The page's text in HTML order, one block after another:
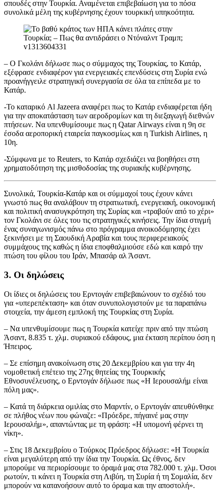
σπουδές στην Τουρκία. Αναμένεται επιβεβαίωση για το πόσα
συνολικά μέλη της κυβέρνησης έχουν τουρκική υπηκοότητα.
– Ο Γκολάνι δήλωσε πως ο σύμμαχος της Τουρκίας, το Κατάρ,
εξέφρασε ενδιαφέρον για ενεργειακές επενδύσεις στη Συρία ενώ
προανήγγειλε στρατηγική συνεργασία σε όλα τα επίπεδα με το
Κατάρ.
-Το καταρικό Al Jazeera αναφέρει πως το Κατάρ ενδιαφέρεται ήδη
για την αποκατάσταση των αεροδρομίων και τη διεξαγωγή διεθνών
πτήσεων. Να υπενθυμίσουμε πως η Qatar Airways είναι η 9η σε
έσοδα αεροπορική εταιρεία παγκοσμίως και η Turkish Airlines, η
10η.
-Σύμφωνα με το Reuters, το Κατάρ σχεδιάζει να βοηθήσει στη
χρηματοδότηση της μισθοδοσίας της συριακής κυβέρνησης.
Συνολικά, Τουρκία-Κατάρ και οι σύμμαχοί τους έχουν κάνει
γνωστό πως θα αναλάβουν τη στρατιωτική, ενεργειακή, οικονομική
και πολιτική ανασυγκρότηση της Συρίας και «τραβούν από το χέρι»
τον Γκολάνι σε όλες του τις στρατηγικές κινήσεις. Την ίδια στιγμή
ένας συναγωνισμός πάνω στο πρόγραμμα ανοικοδόμησης έχει
ξεκινήσει με τη Σαουδική Αραβία και τους περιφερειακούς
συμμάχους της καθώς η ίδια εποφθαλμιούσε εδώ και καιρό την
πτώση του φίλου του Ιράν, Μπασάρ αλ Άσαντ.
3. Οι δηλώσεις
Οι ίδιες οι δηλώσεις του Ερντογάν επιβεβαιώνουν το σχέδιό του
για «υπερεπέκταση» και όταν συνυπολογιστούν με τα παραπάνω
στοιχεία, την άμεση εμπλοκή της Τουρκίας στη Συρία.
– Να υπενθυμίσουμε πως η Τουρκία κατείχε πριν από την πτώση
Άσαντ, 8.835 τ. χλμ. συριακού εδάφους, μια έκταση περίπου όση η
Ήπειρος.
– Σε επίσημη ανακοίνωση στις 20 Δεκεμβρίου και για την 4η
νομοθετική επέτειο της 27ης θητείας της Τουρκικής
Εθνοσυνέλευσης, ο Ερντογάν δήλωσε πως «Η Ιερουσαλήμ είναι
πόλη μας».
– Κατά τη διάρκεια ομιλίας στο Μαρντίν, ο Ερντογάν απευθύνθηκε
σε πλήθος νέων που φώναζε: «Πρόεδρε, πήγαινέ μας στην
Ιερουσαλήμ», απαντώντας με τη φράση: «Η υπομονή φέρνει τη
νίκη».
– Στις 18 Δεκεμβρίου ο Τούρκος Πρόεδρος δήλωσε: «Η Τουρκία
είναι μεγαλύτερη από την ίδια την Τουρκία. Ως έθνος, δεν
μπορούμε να περιορίσουμε το όραμά μας στα 782.000 τ. χλμ. Όσοι
ρωτούν, τι κάνει η Τουρκία στη Λιβύη, τη Συρία ή τη Σομαλία, δεν
μπορούν να κατανοήσουν αυτό το όραμα και την αποστολή».